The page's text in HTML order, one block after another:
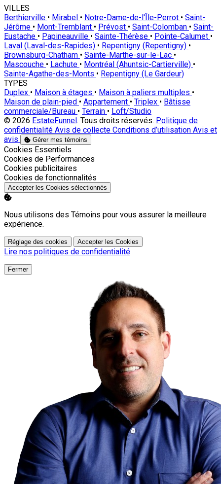
VILLES
Berthierville • Mirabel • Notre-Dame-de-l'Île-Perrot • Saint-
Jérôme • Mont-Tremblant • Prévost • Saint-Colomban • Saint-
Eustache • Papineauville • Sainte-Thérèse • Pointe-Calumet •
Laval (Laval-des-Rapides) • Repentigny (Repentigny) •
Brownsburg-Chatham • Sainte-Marthe-sur-le-Lac •
Mascouche • Lachute • Montréal (Ahuntsic-Cartierville) •
Sainte-Agathe-des-Monts • Repentigny (Le Gardeur)
TYPES
Duplex • Maison à étages • Maison à paliers multiples •
Maison de plain-pied • Appartement • Triplex • Bâtisse
commerciale/Bureau • Terrain • Loft/Studio
© 2026 EstateFunnel . Tous droits réservés. Politique de
confidentialité Avis de collecte Conditions d’utilisation Avis et
avis
Gérer mes témoins
Activer
Cookies Essentiels
Activer
Cookies de Performances
Activer
Cookies publicitaires
Activer
Cookies de fonctionnalités
Accepter les Cookies sélectionnés
Nous utilisons des Témoins pour vous assurer la meilleure
expérience.
Réglage des cookies Accepter les Cookies
Lire nos politiques de confidentialité
Fermer